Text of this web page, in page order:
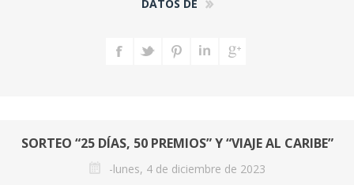
DATOS DE
SORTEO “25 DÍAS, 50 PREMIOS” Y “VIAJE AL CARIBE”
-lunes, 4 de diciembre de 2023